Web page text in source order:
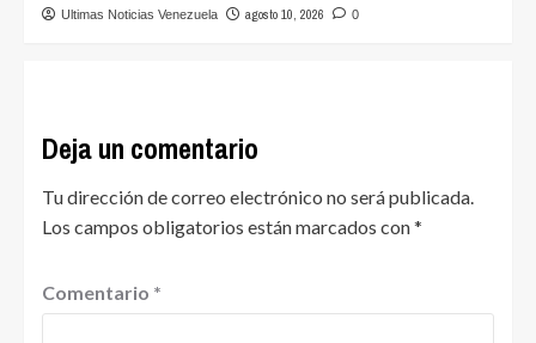
Ultimas Noticias Venezuela agosto 10, 2026 0
Deja un comentario
Tu dirección de correo electrónico no será publicada.
Los campos obligatorios están marcados con*
Comentario *